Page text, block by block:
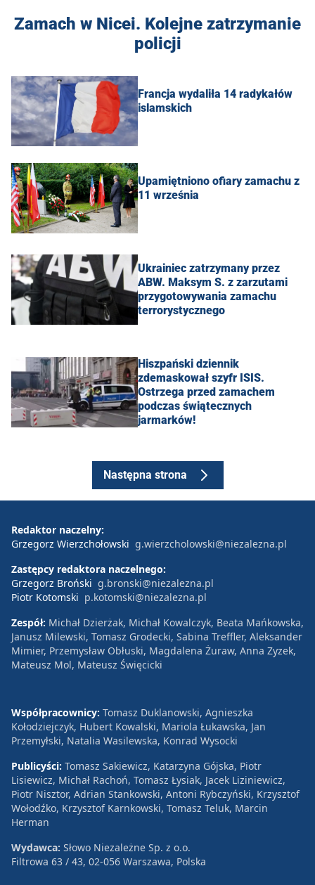
Zamach w Nicei. Kolejne zatrzymanie
policji
Francja wydaliła 14 radykałów
islamskich
Upamiętniono ofiary zamachu z
11 września
Ukrainiec zatrzymany przez
ABW. Maksym S. z zarzutami
przygotowywania zamachu
terrorystycznego
Hiszpański dziennik
zdemaskował szyfr ISIS.
Ostrzega przed zamachem
podczas świątecznych
jarmarków!
Następna strona
Redaktor naczelny:
Grzegorz Wierzchołowski g.wierzcholowski@niezalezna.pl
Zastępcy redaktora naczelnego:
Grzegorz Broński g.bronski@niezalezna.pl
Piotr Kotomski p.kotomski@niezalezna.pl
Zespół: Michał Dzierżak, Michał Kowalczyk, Beata Mańkowska,
Janusz Milewski, Tomasz Grodecki, Sabina Treffler, Aleksander
Mimier, Przemysław Obłuski, Magdalena Żuraw, Anna Zyzek,
Mateusz Mol, Mateusz Święcicki
Współpracownicy: Tomasz Duklanowski, Agnieszka
Kołodziejczyk, Hubert Kowalski, Mariola Łukawska, Jan
Przemyłski, Natalia Wasilewska, Konrad Wysocki
Publicyści: Tomasz Sakiewicz, Katarzyna Gójska, Piotr
Lisiewicz, Michał Rachoń, Tomasz Łysiak, Jacek Liziniewicz,
Piotr Nisztor, Adrian Stankowski, Antoni Rybczyński, Krzysztof
Wołodźko, Krzysztof Karnkowski, Tomasz Teluk, Marcin
Herman
Wydawca: Słowo Niezależne Sp. z o.o.
Filtrowa 63 / 43, 02-056 Warszawa, Polska